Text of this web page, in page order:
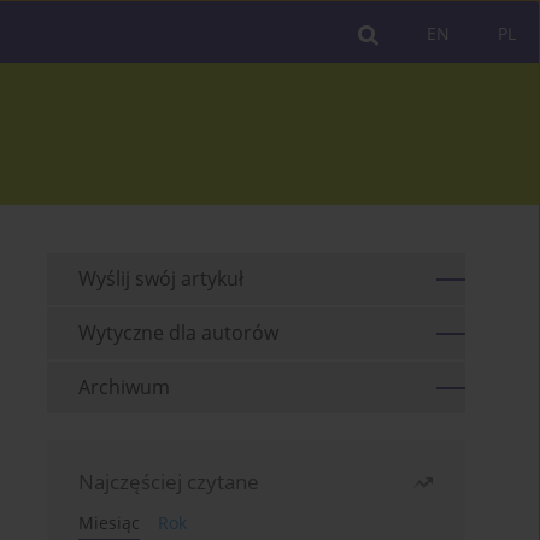
PL
EN
Wyślij swój artykuł
Wytyczne dla autorów
Archiwum
Najczęściej czytane
Miesiąc
Rok